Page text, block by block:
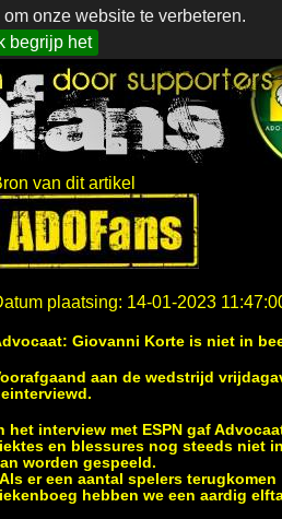
onze website te verbeteren.
Ik begrijp het
van dit artikel
plaatsing: 14-01-2023
Giovanni Korte is niet in
aan de wedstrijd
het interview met ESPN gaf
en blessures nog steeds niet
worden gespeeld.
er een aantal spelers
hebben we een aardig